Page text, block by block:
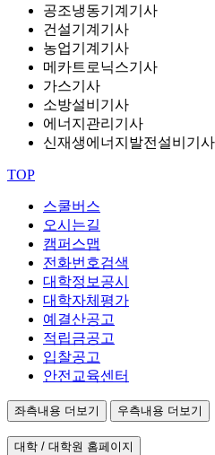
공조냉동기계기사
건설기계기사
농업기계기사
메카트로닉스기사
가스기사
소방설비기사
에너지관리기사
신재생에너지발전설비기
TOP
스쿨버스
오시는길
캠퍼스맵
전화번호검색
대학정보공시
대학자체평가
예결산공고
적립금공고
입찰공고
안전교육센터
좌측내용 더보기 우측내용 더보기
대학 / 대학원 홈페이지